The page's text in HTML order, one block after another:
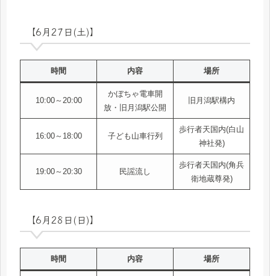
【6月27日(土)】
時間 内容 場所
10:00～20:00
かぼちゃ電車開
放・旧月潟駅公開
旧月潟駅構内
16:00～18:00 子ども山車行列
歩行者天国内(白山
神社発)
19:00～20:30 民謡流し
歩行者天国内(角兵
衛地蔵尊発)
【6月28日(日)】
時間 内容 場所